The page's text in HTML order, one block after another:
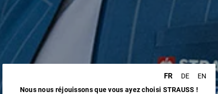
FR DE
EN
Nous nous réjouissons que vous ayez choisi STRAUSS !